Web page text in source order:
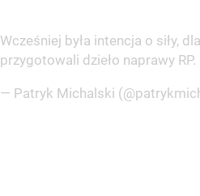
Wcześniej była intencja o siły,
przygotowali dzieło naprawy RP.
— Patryk Michalski